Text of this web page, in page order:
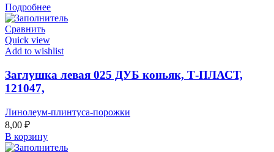
Подробнее
Сравнить
Quick view
Add to wishlist
Заглушка левая 025 ДУБ коньяк, Т-ПЛАСТ,
121047,
Линолеум-плинтуса-порожки
8,00 ₽
В корзину